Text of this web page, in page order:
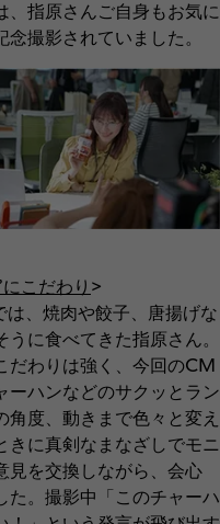
、指原さんご自身もお気に
撮影されていました。
こだわり >
、焼肉や餃子、唐揚げな
に食べてきた指原さん。
だわりは強く、今回のCM
ーハンなどのサクッとラン
度、動きまで色々と変え
きに真剣なまなざしでモニ
見を交換しながら、会心
た。撮影中「このチャーハ